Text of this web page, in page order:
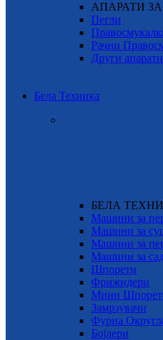
АПАРАТИ
Пегли
Рачни
Други
Бела Техника
БЕЛА
Машини за
Машини за
Машини за
Машини за
Шпорети
Фрижидери
Мини
Замрзувачи
Фурна
Бојлери